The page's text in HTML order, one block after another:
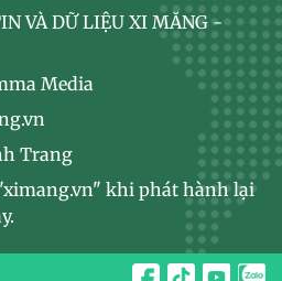
VÀ DỮ LIỆU XI MĂNG -
Media
Trang
khi phát hành lại